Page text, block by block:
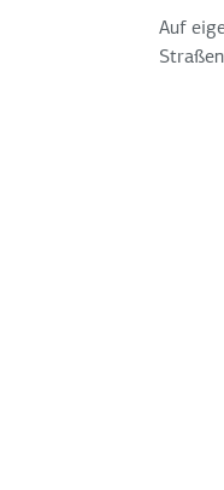
Auf